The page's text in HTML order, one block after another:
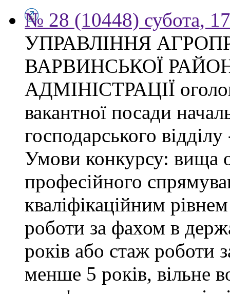
№ 28 (10448) субота,
УПРАВЛІННЯ
ВАРВИНСЬКОЇ
АДМІНІСТРАЦІЇ
вакантної посади
господарського
Умови конкурсу: вища
професійного
кваліфікаційним
роботи за фахом в
років або стаж роботи
менше 5 років, вільне